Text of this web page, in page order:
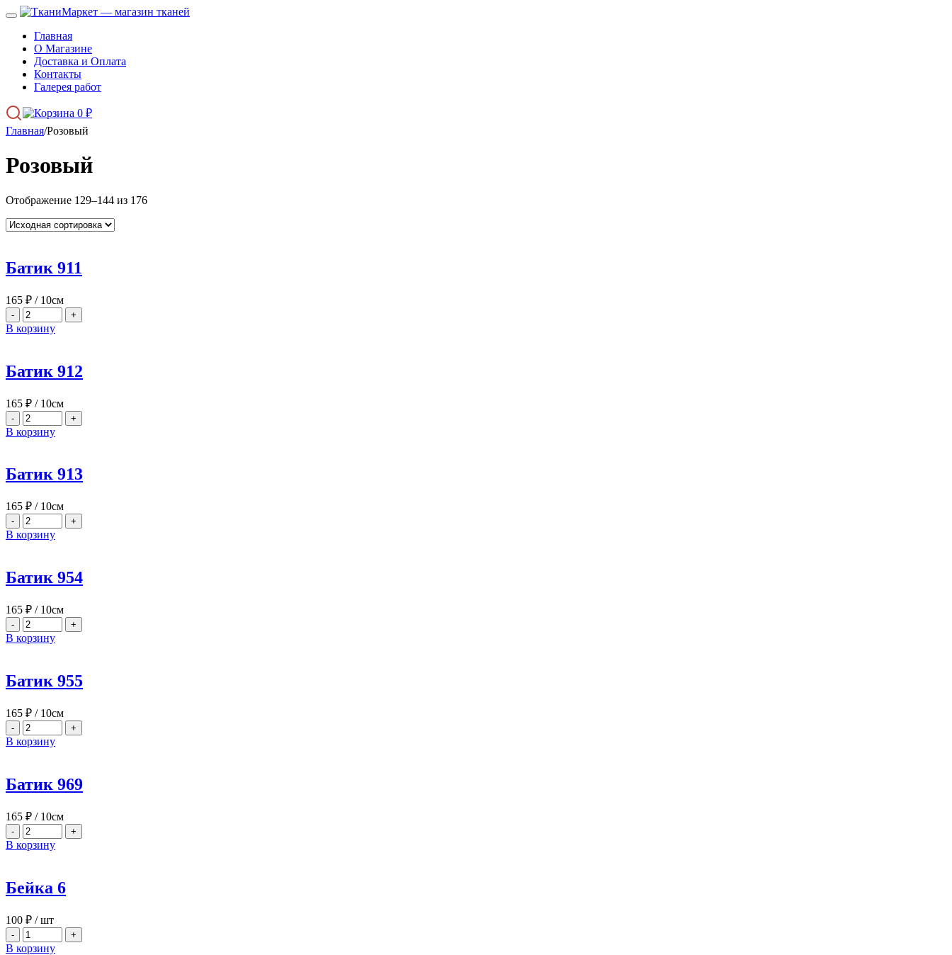
Главная
О Магазине
Доставка и Оплата
Контакты
Галерея работ
0 ₽
Главная/Розовый
Розовый
Отображение 129–144 из 176
Батик 911
165 ₽ / 10см
- +
В корзину
Батик 912
165 ₽ / 10см
- +
В корзину
Батик 913
165 ₽ / 10см
- +
В корзину
Батик 954
165 ₽ / 10см
- +
В корзину
Батик 955
165 ₽ / 10см
- +
В корзину
Батик 969
165 ₽ / 10см
- +
В корзину
Бейка 6
100 ₽ / шт
- +
В корзину